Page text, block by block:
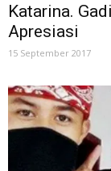
Katarina.
Apresiasi
15 September 2017